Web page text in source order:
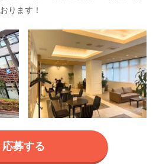
ります！
応募する